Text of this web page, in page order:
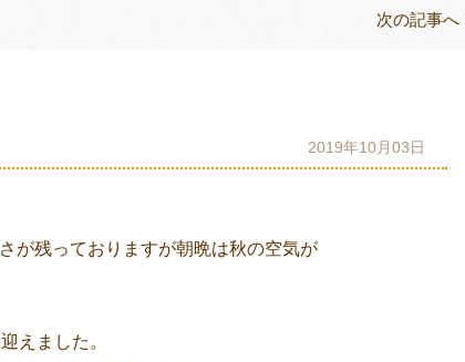
次の記事へ
2019年10月03日
が残っておりますが朝晩は秋の空気が
えました。